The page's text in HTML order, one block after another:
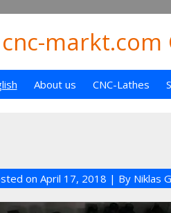
cnc-markt.com
About us CNC-Lathes
on April 17, 2018 | By Niklas